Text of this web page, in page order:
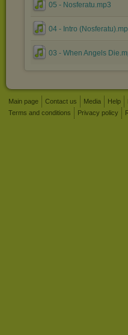
05 - Nosferatu.mp3
04 - Intro
03 - When Angels
Main page Contact us Media Help
Terms and conditions
Privacy policy